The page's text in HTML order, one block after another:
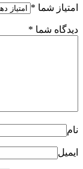
امتیاز شما *
دیدگاه شما *
نام
ایمیل